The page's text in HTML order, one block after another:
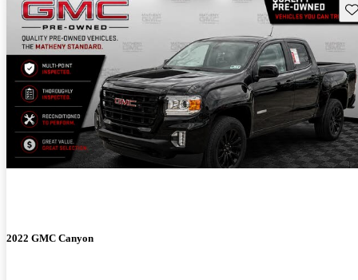
2022 GMC Canyon